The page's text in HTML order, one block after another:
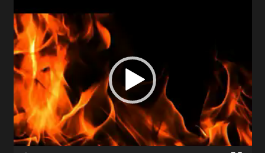
Player